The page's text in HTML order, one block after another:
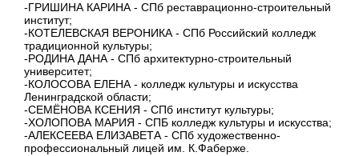
-ГРИШИНА КАРИНА - СПб реставрационно-строительный
институт;
-КОТЕЛЕВСКАЯ ВЕРОНИКА - СПб Российский колледж
традиционной культуры;
-РОДИНА ДАНА - СПб архитектурно-строительный
университет;
-КОЛОСОВА ЕЛЕНА - колледж культуры и искусства
Ленинградской области;
-СЕМЁНОВА КСЕНИЯ - СПб институт культуры;
-ХОЛОПОВА МАРИЯ - СПБ колледж культуры и искусства;
-АЛЕКСЕЕВА ЕЛИЗАВЕТА - СПб художественно-
профессиональный лицей им. К.Фаберже.